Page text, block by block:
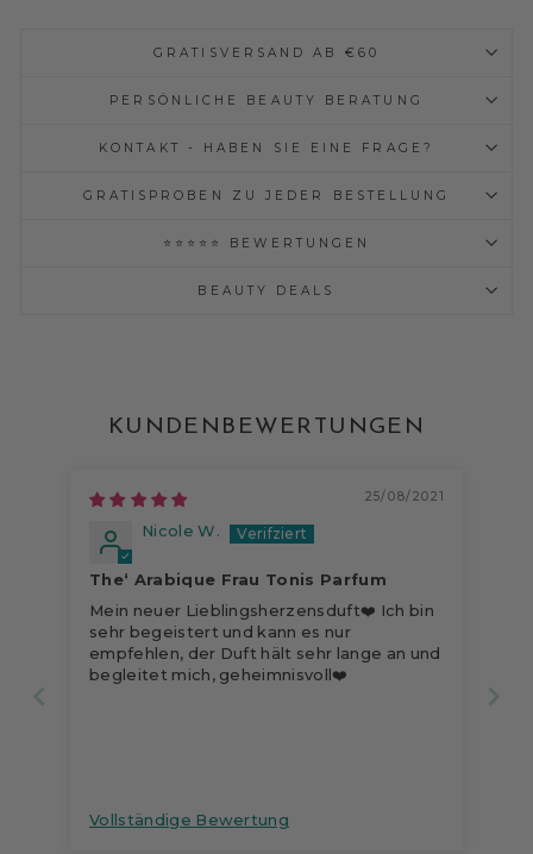
GRATISVERSAND AB €60
PERSÖNLICHE BEAUTY BERATUNG
KONTAKT - HABEN SIE EINE FRAGE?
GRATISPROBEN ZU JEDER BESTELLUNG
⭐⭐⭐⭐⭐ BEWERTUNGEN
BEAUTY DEALS
KUNDENBEWERTUNGEN
25/08/2021
Nicole W.
The‘ Arabique Frau Tonis Parfum
Mein neuer Lieblingsherzensduft❤️ Ich bin
sehr begeistert und kann es nur
empfehlen, der Duft hält sehr lange an und
begleitet mich, geheimnisvoll❤️
Vollständige Bewertung